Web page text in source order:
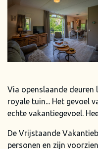
Via openslaande deuren
royale tuin... Het gevoel
echte vakantiegevoel.
De Vrijstaande
personen en zijn